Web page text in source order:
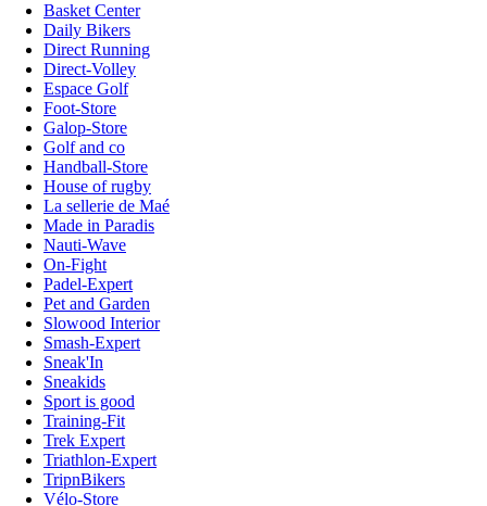
Basket Center
Daily Bikers
Direct Running
Direct-Volley
Espace Golf
Foot-Store
Galop-Store
Golf and co
Handball-Store
House of rugby
La sellerie de Maé
Made in Paradis
Nauti-Wave
On-Fight
Padel-Expert
Pet and Garden
Slowood Interior
Smash-Expert
Sneak'In
Sneakids
Sport is good
Training-Fit
Trek Expert
Triathlon-Expert
TripnBikers
Vélo-Store